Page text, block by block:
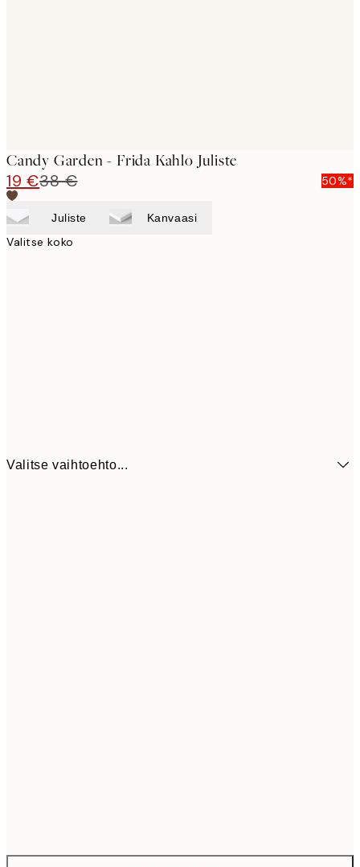
Candy Garden - Frida Kahlo Juliste
19 €38 € 50%*
Juliste Kanvaasi
Valitse koko
Valitse vaihtoehto...